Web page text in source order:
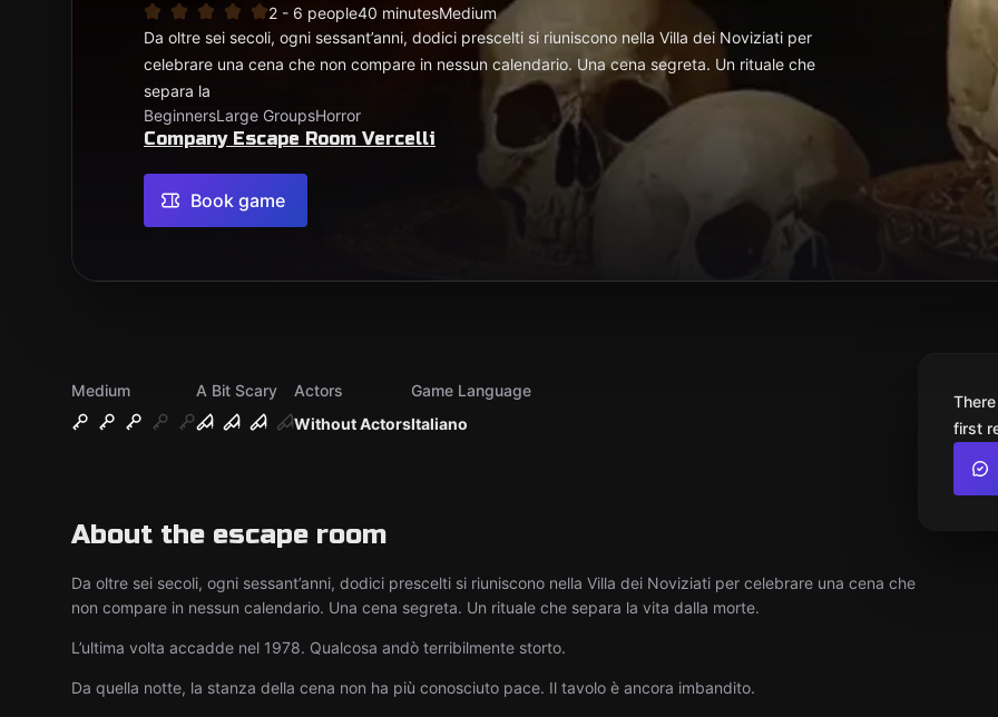
2 - 6 people40 minutesMedium
Da oltre sei secoli, ogni sessant’anni, dodici prescelti si riuniscono nella Villa dei Noviziati per
celebrare una cena che non compare in nessun calendario. Una cena segreta. Un rituale che
separa la
BeginnersLarge GroupsHorror
Company Escape Room Vercelli
Book game
Medium
A Bit Scary
Without Actors
Actors
Italiano
Game Language
About the escape room
Da oltre sei secoli, ogni sessant’anni, dodici prescelti si riuniscono nella Villa dei Noviziati per celebrare una cena che
non compare in nessun calendario. Una cena segreta. Un rituale che separa la vita dalla morte.
L’ultima volta accadde nel 1978. Qualcosa andò terribilmente storto.
Da quella notte, la stanza della cena non ha più conosciuto pace. Il tavolo è ancora imbandito.
first